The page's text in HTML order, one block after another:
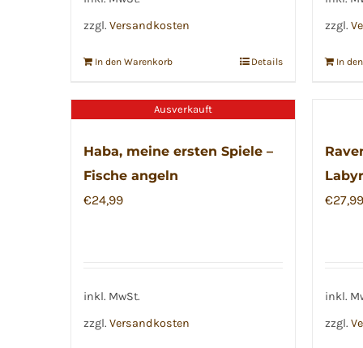
zzgl. Versandkosten
In den Warenkorb Details
zzgl.
In
Ausverkauft
Haba, meine ersten Spiele –
Fische angeln
€24,99
inkl. MwSt.
zzgl. Versandkosten
€27,99
inkl.
zzgl.